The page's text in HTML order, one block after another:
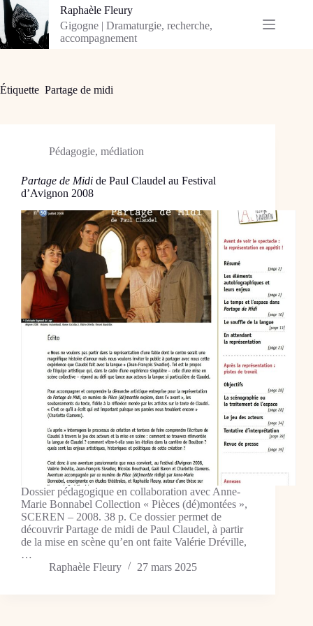
Passer
contenu
Raphaèle Fleury
Gigogne | Dramaturgie, recherche,
accompagnement
Étiquette Partage de midi
Pédagogie, médiation
Partage de Midi de Paul Claudel au Festival
d’Avignon 2008
Dossier pédagogique en collaboration avec Anne-
Marie Bonnabel Collection « Pièces (dé)montées »,
SCEREN – 2008. 38 p. Ce dossier permet de
découvrir Partage de midi de Paul Claudel, à partir
de la mise en scène qu’en ont faite Valérie Dréville,
…
Raphaèle Fleury
27 mars 2025